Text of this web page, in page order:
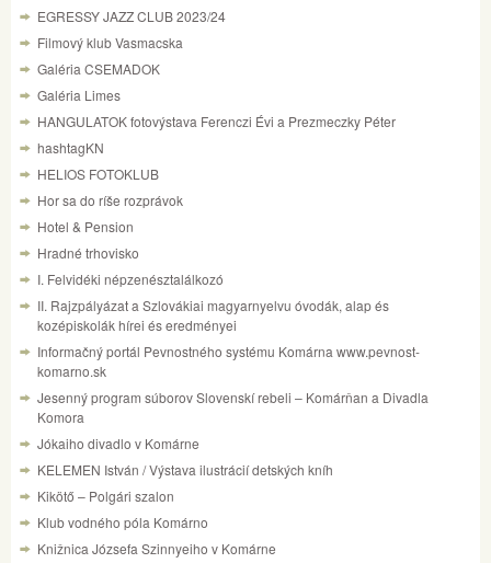
EGRESSY JAZZ CLUB 2023/24
Filmový klub Vasmacska
Galéria CSEMADOK
Galéria Limes
HANGULATOK fotovýstava Ferenczi Évi a Prezmeczky Péter
hashtagKN
HELIOS FOTOKLUB
Hor sa do ríše rozprávok
Hotel & Pension
Hradné trhovisko
I. Felvidéki népzenésztalálkozó
II. Rajzpályázat a Szlovákiai magyarnyelvu óvodák, alap és
kozépiskolák hírei és eredményei
Informačný portál Pevnostného systému Komárna www.pevnost-
komarno.sk
Jesenný program súborov Slovenskí rebeli – Komárňan a Divadla
Komora
Jókaiho divadlo v Komárne
KELEMEN István / Výstava ilustrácií detských kníh
Kikötő – Polgári szalon
Klub vodného póla Komárno
Knižnica Józsefa Szinnyeiho v Komárne